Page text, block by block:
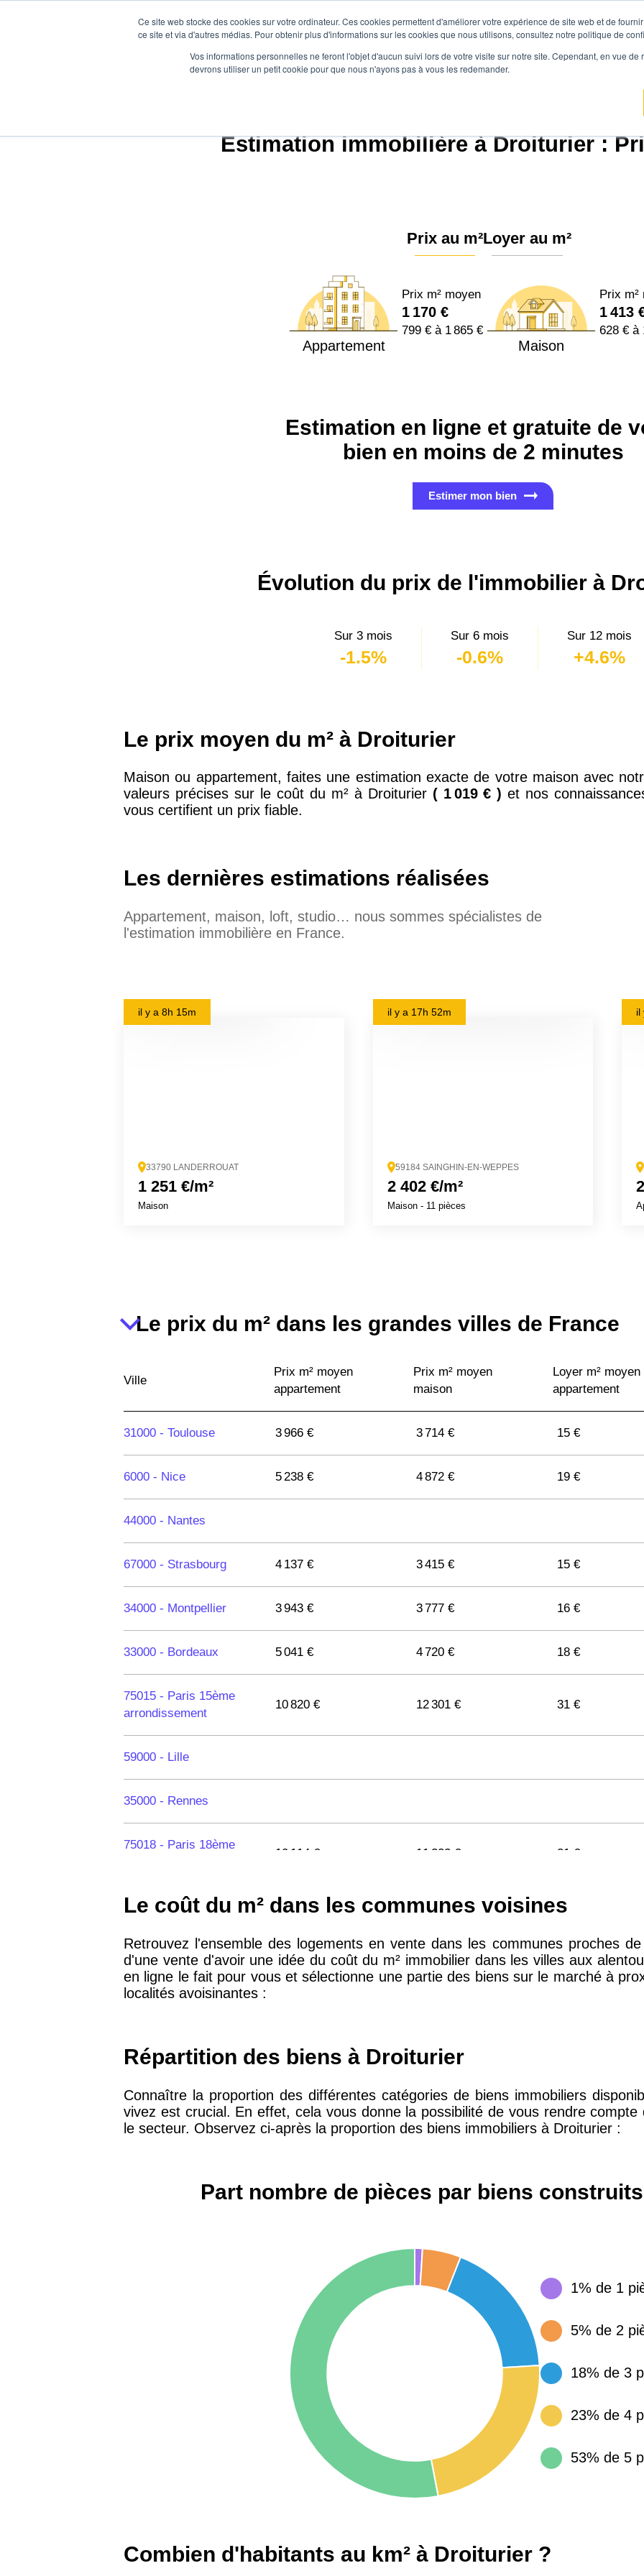
Ce site web stocke des cookies sur votre ordinateur. Ces cookies permettent d'améliorer votre expérience de site web et de
ce site et via d'autres médias. Pour obtenir plus d'informations sur les cookies que nous utilisons, consultez notre politique de
Vos informations personnelles ne feront l'objet d'aucun suivi lors de votre visite sur notre site. Cependant, en vue de
devrons utiliser un petit cookie pour que nous n'ayons pas à vous les redemander.
Prix immobilier Vendre avec
Estimation immobilière à Droiturier :
Prix au m²
Appartement
Prix m² moyen
1 170 €
799 € à 1 865 €
Loyer au m²
Maison
Prix m²
1 413
628 € à
Estimation en ligne et gratuite de
bien en moins de 2 minutes
Estimer mon bien
Évolution du prix de l'immobilier à
Sur 3 mois
-1.5%
Sur 6 mois
-0.6%
Sur 12 mois
+4.6%
Le prix moyen du m² à Droiturier
Maison ou appartement, faites une estimation exacte de votre maison avec
valeurs précises sur le coût du m² à Droiturier ( 1 019 € ) et nos
vous certifient un prix fiable.
Les dernières estimations réalisées
Appartement, maison, loft, studio… nous sommes spécialistes de
l'estimation immobilière en France.
il y a 8h 15m
33790 LANDERROUAT
1 251 €/m²
Maison
il y a 17h 52m
59184 SAINGHIN-EN-WEPPES
2 402 €/m²
Maison- 11 pièces
il
Le prix du m² dans les grandes villes de France
Ville
Prix m² moyen
appartement
Prix m² moyen
maison
Loyer m² moyen
appartement
31000 - Toulouse 3 966 € 3 714 € 15 €
6000 - Nice 5 238 € 4 872 € 19 €
44000 - Nantes
67000 - Strasbourg 4 137 € 3 415 € 15 €
34000 - Montpellier 3 943 € 3 777 € 16 €
33000 - Bordeaux 5 041 € 4 720 € 18 €
75015 - Paris 15ème
arrondissement
10 820 € 12 301 € 31 €
59000 - Lille
35000 - Rennes
75018 - Paris 18ème
10 114 € 11 322 € 31 €
75020 -Paris 20ème
9 623 € 11 141 € 29 €
75019 -Paris 19ème
arrondissement
9 231 € 10 415 € 28 €
75013 -
arrondissement
76600 -Le Havre 2 455 € 2 453 € 12 €
12 145 € 15 155 € 34 €
3 018 € 14 €
2 917 € 14 €
Le coût du m² dans les communes voisines
Retrouvez l'ensemble des logements en vente dans les communes proches
d'une vente d'avoir une idée du coût du m² immobilier dans les villes aux
en ligne le fait pour vous et sélectionne une partie des biens sur le marché à
localités avoisinantes :
Répartition des biens à Droiturier
Connaître la proportion des différentes catégories de biens immobiliers
vivez est crucial. En effet, cela vous donne la possibilité de vous rendre
le secteur. Observez ci-après la proportion des biens immobiliers à Droiturier :
Part nombre de pièces par biens
1% de 1
5% de 2
18% de 3
23% de 4
53% de 5
Combien d'habitants au km² à Droiturier ?